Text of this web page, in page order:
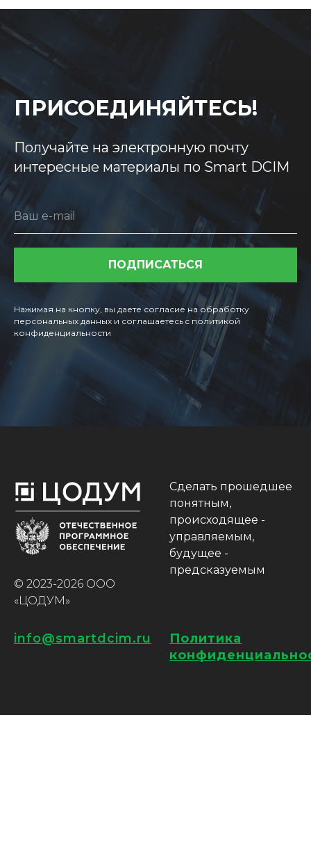
ПРИСОЕДИНЯЙТЕСЬ!
Получайте на электронную почту
интересные материалы по Smart DCIM
Ваш e-mail
ПОДПИСАТЬСЯ
Нажимая на кнопку, вы даете согласие на обработку
персональных данных и соглашаетесь c политикой
конфиденциальности
© 2023-2026 ООО
«ЦОДУМ»
Сделать прошедшее
понятным,
происходящее -
управляемым,
будущее -
предсказуемым
info@smartdcim.ru
Политика